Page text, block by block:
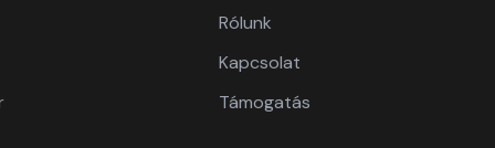
Rólunk
Kapcsolat
Támogatás